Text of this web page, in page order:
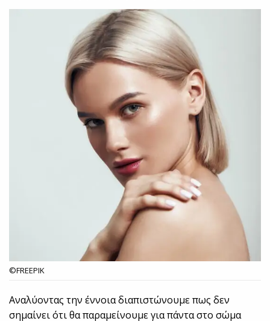
©FREEPIK
Αναλύοντας την έννοια διαπιστώνουμε πως δεν
σημαίνει ότι θα παραμείνουμε για πάντα στο σώμα